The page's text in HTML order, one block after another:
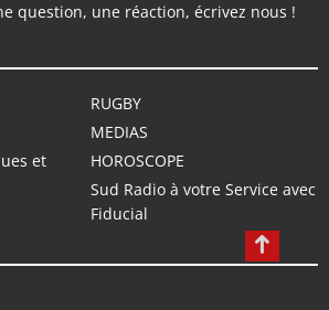
question, une réaction, écrivez nous !
RUGBY
MEDIAS
et
HOROSCOPE
Sud Radio à votre Service avec
Fiducial